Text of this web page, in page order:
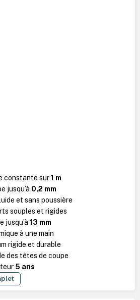
constante sur1 m
jusqu’à 0,2 mm
et sans poussière
souples et rigides
jusqu’à 13 mm
à une main
rigide et durable
des têtes de coupe
5 ans